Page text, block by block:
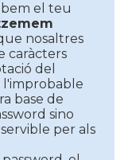
el teu
nosaltres
caràcters
del
l'improbable
base de
sino
per als